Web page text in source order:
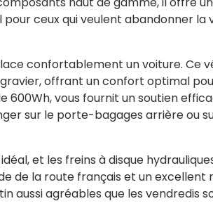
ceux qui veulent abandonner la
confortablement un voiture. Ce
offrant un confort optimal
600Wh, vous fournit un soutien
sur le porte-bagages arrière ou
et les freins à disque
de la route français et un
aussi agréables que les vendredis